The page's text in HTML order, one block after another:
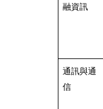
融資訊
通訊與通
信